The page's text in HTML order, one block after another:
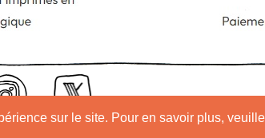
sur le site. Pour en savoir plus,